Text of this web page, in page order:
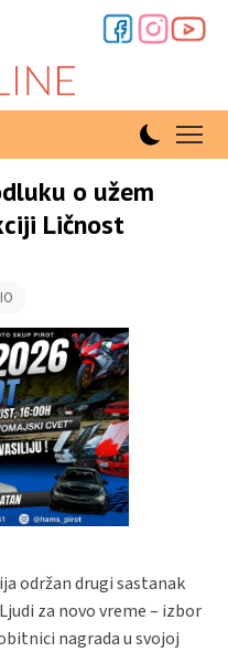
o užem
Ličnost
održan drugi sastanak
za novo vreme – izbor
nagrada u svojoj